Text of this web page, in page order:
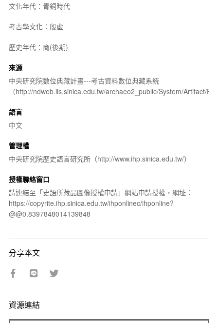
文化年代：青銅時代
考古學文化：殷虛
歷史年代：商(後期)
來源
中央研究院數位典藏計畫---考古資料數位典藏系統
（http://ndweb.iis.sinica.edu.tw/archaeo2_public/System/Artifact/
語言
中文
管理權
中央研究院歷史語言研究所（http://www.ihp.sinica.edu.tw/）
授權聯絡窗口
請連結至「史語所藏品圖像授權申請」網站申請授權，網址：
https://copyrite.ihp.sinica.edu.tw/ihponlinec/ihponline?
@@0.8397848014139848
分享本文
資源連結